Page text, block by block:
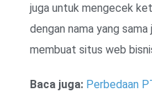
juga untuk mengecek
dengan nama yang
membuat situs web
Baca juga: Perbedaan